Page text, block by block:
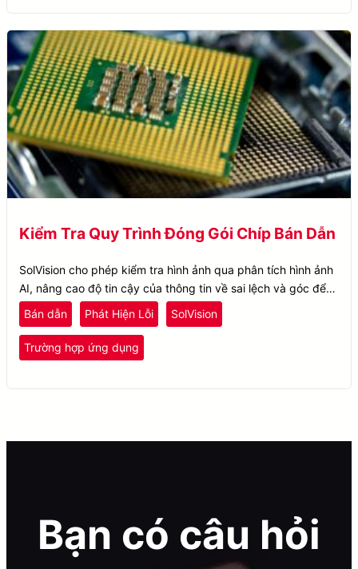
Kiểm Tra Quy Trình Đóng Gói Chíp Bán Dẫn
SolVision cho phép kiểm tra hình ảnh qua phân tích hình ảnh
AI, nâng cao độ tin cậy của thông tin về sai lệch và góc để
nhận diện sản phẩm lỗi và sai sót trong quy trình dán chíp.
Bán dẫn Phát Hiện Lỗi SolVision
Trường hợp ứng dụng
Bạn có câu hỏi